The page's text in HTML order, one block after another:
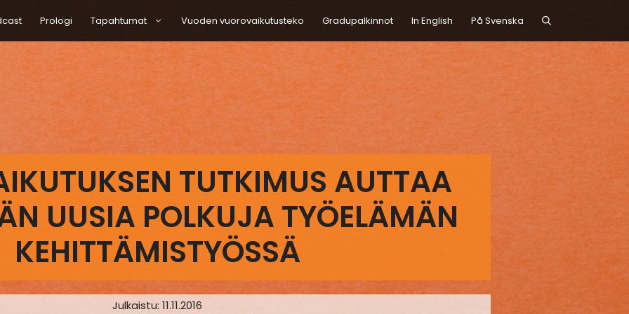
Prologi Tapahtumat Vuoden vuorovaikutusteko Gradupalkinnot In English På Svenska
TUTKIMUS AUTTAA
UUSIA POLKUJA TYÖELÄMÄN
KEHITTÄMISTYÖSSÄ
Julkaistu: 11.11.2016